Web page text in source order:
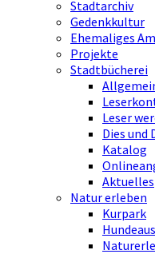
Stadtarchiv
Gedenkkultur
Ehemaliges
Projekte
Stadtbücherei
Leser
Dies und
Katalog
Aktuelles
Natur erleben
Kurpark